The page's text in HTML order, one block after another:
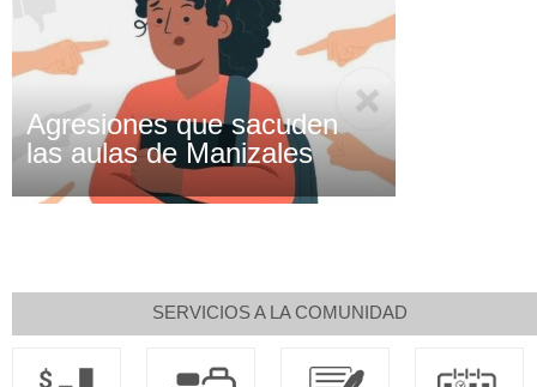
Agresiones que sacuden
las aulas de Manizales
SERVICIOS A LA COMUNIDAD